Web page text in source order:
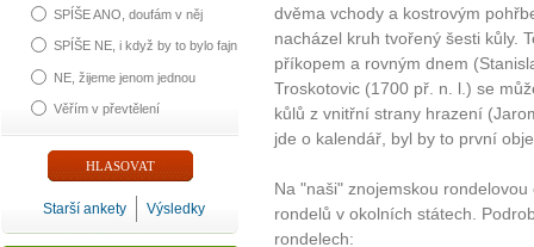
SPÍŠE ANO, doufám v něj
SPÍŠE NE, i když by to bylo fajn
NE, žijeme jenom jednou
Věřím v převtělení
Starší ankety Výsledky
dvěma vchody a kostrovým
nacházel kruh tvořený šesti kůly.
příkopem a rovným dnem
Troskotovic (1700 př. n. l.) se
kůlů z vnitřní strany hrazení
jde o kalendář, byl by to první
Na "naši" znojemskou
rondelů v okolních státech.
rondelech: